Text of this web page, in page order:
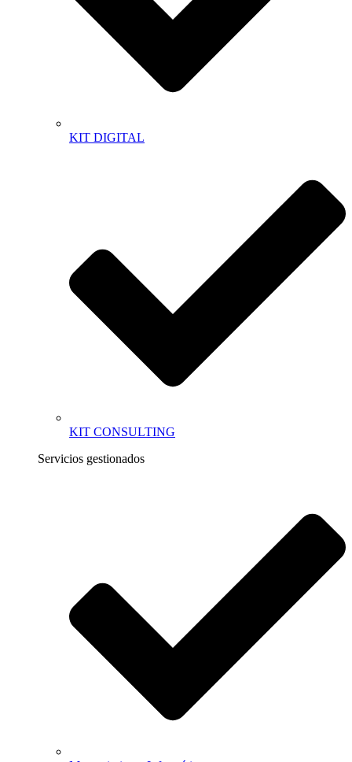
KIT DIGITAL
KIT CONSULTING
Servicios gestionados